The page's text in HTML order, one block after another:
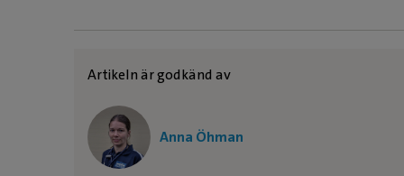
Artikeln är godkänd av
Anna Öhman